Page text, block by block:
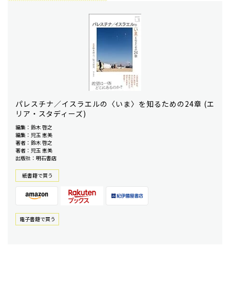
パレスチナ／イスラエルの〈いま〉を知るための24章 (エ
リア・スタディーズ)
編集：鈴木 啓之
編集：児玉 恵美
著者：鈴木 啓之
著者：児玉 恵美
出版社：明石書店
紙書籍で買う
電⼦書籍で買う